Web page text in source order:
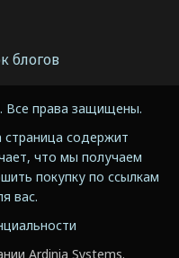
блогов
Все права защищены.
страница содержит
что мы получаем
покупку по ссылкам
вас.
Ardinia Systems.